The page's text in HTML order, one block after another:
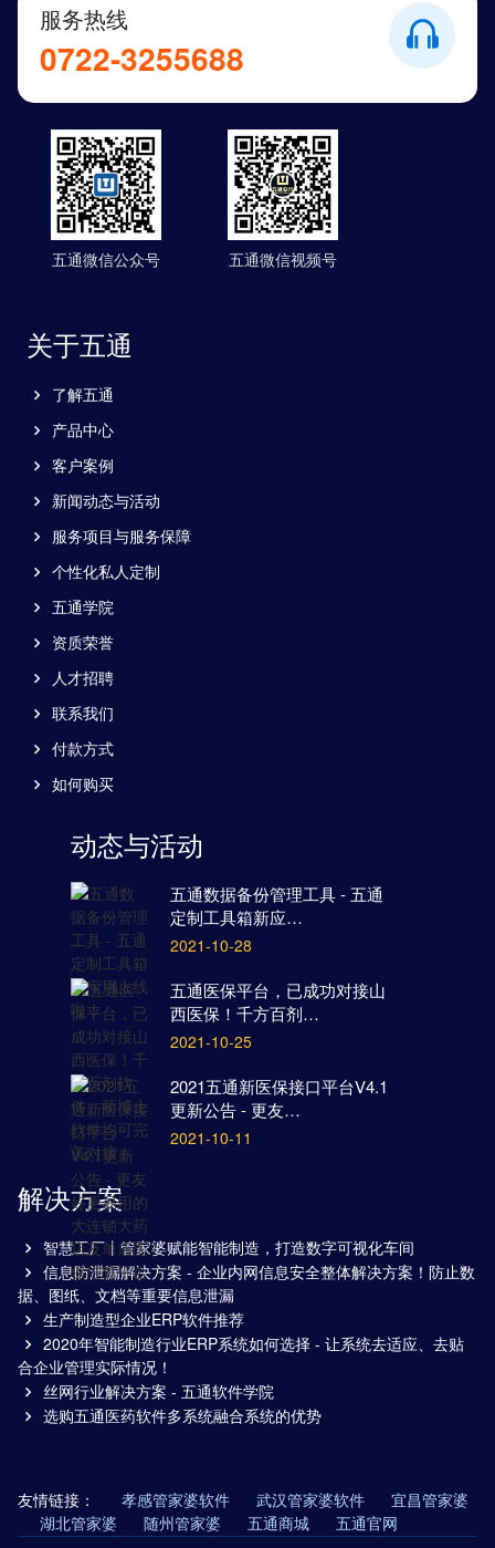
服务热线
0722-3255688
五通微信公众号 五通微信视频号
关于五通
了解五通
产品中心
客户案例
新闻动态与活动
服务项目与服务保障
个性化私人定制
五通学院
资质荣誉
人才招聘
联系我们
付款方式
如何购买
动态与活动
五通数据备份管理工具 - 五通
定制工具箱新应…
2021-10-28
五通医保平台，已成功对接山
西医保！千方百剂…
2021-10-25
2021五通新医保接口平台V4.1
更新公告 - 更友…
2021-10-11
解决方案
智慧工厂丨管家婆赋能智能制造，打造数字可视化车间
信息防泄漏解决方案 - 企业内网信息安全整体解决方案！防止数
据、图纸、文档等重要信息泄漏
生产制造型企业ERP软件推荐
2020年智能制造行业ERP系统如何选择 - 让系统去适应、去贴
合企业管理实际情况！
丝网行业解决方案 - 五通软件学院
选购五通医药软件多系统融合系统的优势
友情链接： 孝感管家婆软件 武汉管家婆软件
宜昌管家婆
湖北管家婆
随州管家婆 五通商城 五通官网